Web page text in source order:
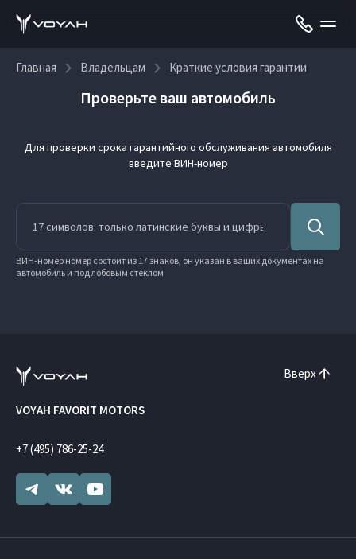
Главная Владельцам Краткие условия гарантии
Проверьте ваш автомобиль
Для проверки срока гарантийного обслуживания автомобиля
введите ВИН-номер
ВИН-номер номер состоит из 17 знаков, он указан в ваших документах на
автомобиль и под лобовым стеклом
Вверх
VOYAH FAVORIT MOTORS
+7 (495) 786-25-24